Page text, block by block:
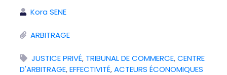
Kora SENE
ARBITRAGE
JUSTICE PRIVÉ, TRIBUNAL DE COMMERCE,CENTRE
D'ARBITRAGE,EFFECTIVITÉ,ACTEURS ÉCONOMIQUES